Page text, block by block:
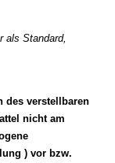
als Standard,
des verstellbaren
nicht am
) vor bzw.